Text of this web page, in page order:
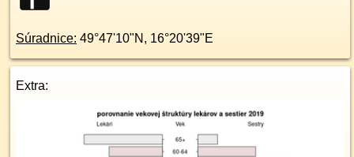
Súradnice: 49°47'10"N , 16°20'39"E
Extra: